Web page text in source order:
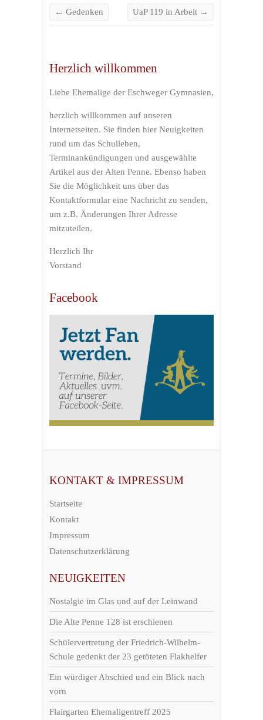
← Gedenken UaP 119 in Arbeit →
Herzlich willkommen
Liebe Ehemalige der Eschweger Gymnasien,
herzlich willkommen auf unseren
Internetseiten. Sie finden hier Neuigkeiten
rund um das Schulleben,
Terminankündigungen und ausgewählte
Artikel aus der Alten Penne. Ebenso haben
Sie die Möglichkeit uns über das
Kontaktformular eine Nachricht zu senden,
um z.B. Änderungen Ihrer Adresse
mitzuteilen.
Herzlich Ihr
Vorstand
Facebook
KONTAKT & IMPRESSUM
Startseite
Kontakt
Impressum
Datenschutzerklärung
NEUIGKEITEN
Nostalgie im Glas und auf der Leinwand
Die Alte Penne 128 ist erschienen
Schülervertretung der Friedrich-Wilhelm-
Schule gedenkt der 23 getöteten Flakhelfer
Ein würdiger Abschied und ein Blick nach
vorn
Flairgarten Ehemaligentreff 2025